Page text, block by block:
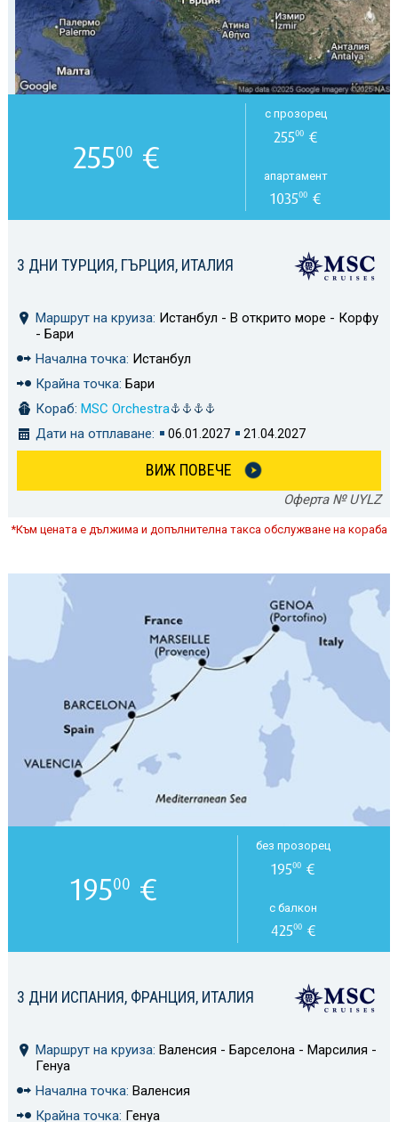
3 ДНИ ТУРЦИЯ, ГЪРЦИЯ, ИТАЛИЯ
Маршрут на круиза: Истанбул - В открито море - Корфу
- Бари
Начална точка: Истанбул
Крайна точка: Бари
Кораб: MSC Orchestra
Дати на отплаване:
06.01.2027 21.04.2027
ВИЖ ПОВЕЧЕ
Оферта № UYLZ
25500 €
с прозорец
25500 €
апартамент
103500 €
*Към цената е дължима и допълнителна такса обслужване на кораба
3 ДНИ ИСПАНИЯ, ФРАНЦИЯ, ИТАЛИЯ
Маршрут на круиза: Валенсия - Барселона - Марсилия -
Генуа
Начална точка: Валенсия
Крайна точка: Генуа
19500 €
без прозорец
19500 €
с балкон
42500€